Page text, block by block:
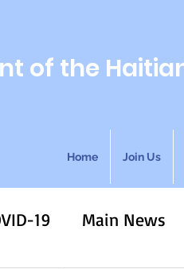
of the
Home Join Us
19 Main News